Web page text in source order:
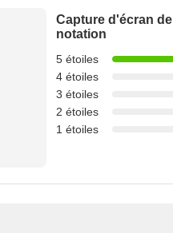
Capture d'écran de
notation
5 étoiles
4 étoiles
3 étoiles
2 étoiles
1 étoiles